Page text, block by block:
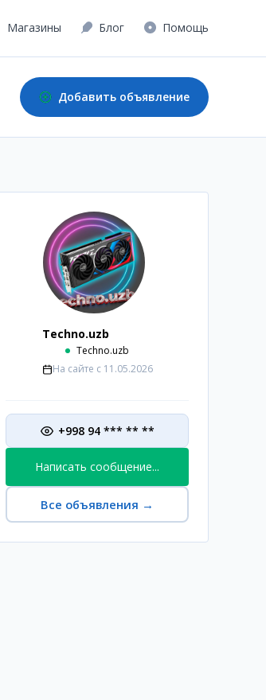
Магазины Блог Помощь
Добавить объявление
Techno.uzb
Techno.uzb
На сайте с 11.05.2026
+998 94 *** ** **
Написать сообщение...
Все объявления →